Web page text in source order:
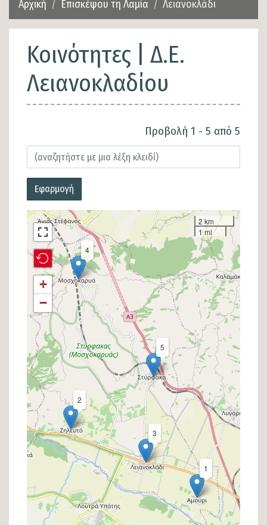
Αρχική Επισκέψου τη Λαμία Λειανοκλάδι
Κοινότητες | Δ.Ε.
Λειανοκλαδίου
Προβολή 1 - 5 από 5
Εφαρμογή
4
5
2
3
1
+
−
2 km
1 mi